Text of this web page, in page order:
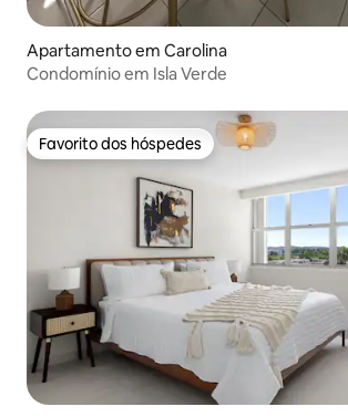
Apartamento em Carolina
Condomínio em Isla Verde
Favorito dos hóspedes
Favorito dos hóspedes